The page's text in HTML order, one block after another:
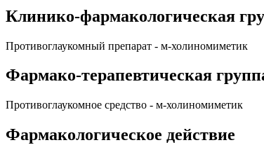
Клинико-фармакологическая
Противоглаукомный препарат - м-холиномиметик
Фармако-терапевтическая
Противоглаукомное средство - м-холиномиметик
Фармакологическое действие